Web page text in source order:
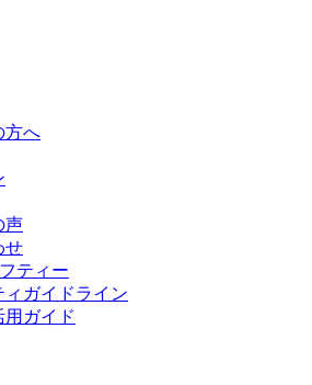
方へ
声
せ
ティー
ィガイドライン
用ガイド